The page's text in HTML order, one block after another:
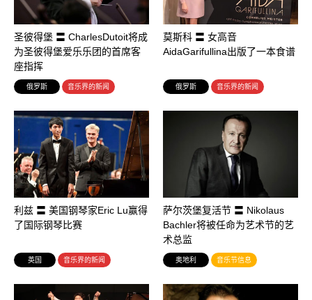
圣彼得堡 〓 CharlesDutoit将成
为圣彼得堡爱乐乐团的首席客
座指挥
俄罗斯 音乐界的新闻
莫斯科 〓 女高音
AidaGarifullina出版了一本食谱
俄罗斯 音乐界的新闻
利兹 〓 美国钢琴家Eric Lu赢得
了国际钢琴比赛
英国 音乐界的新闻
萨尔茨堡复活节 〓 Nikolaus
Bachler将被任命为艺术节的艺
术总监
奥地利 音乐节信息